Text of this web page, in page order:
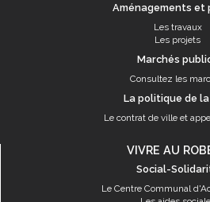
Aménagements et
Les travaux
Les projets
Marchés
Consultez les
La politique de
Le contrat de ville et
VIVRE AU
Social-
Le Centre Communal